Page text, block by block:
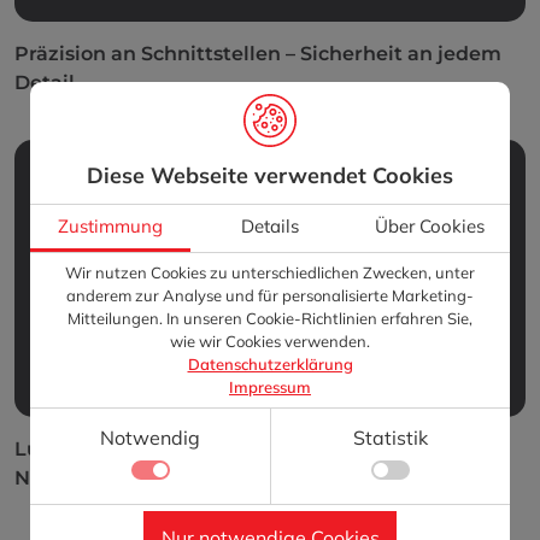
Präzision an Schnittstellen – Sicherheit an jedem
Detail
Lückenloser Schutz – Sicherheit vor einsickernder
Nässe
Diese Webseite verwendet Cookies
Zustimmung Details Über Cookies
Wir nutzen Cookies zu unterschiedlichen Zwecken, unter
anderem zur Analyse und für personalisierte Marketing-
Mitteilungen. In unseren Cookie-Richtlinien erfahren Sie,
wie wir Cookies verwenden.
Datenschutzerklärung
Impressum
Notwendig Statistik